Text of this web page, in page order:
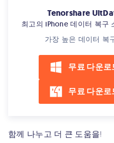
Tenorshare
최고의 iPhone 데이터 복구
가장 높은 데이터 복
무료 다운로
무료 다운로
함께 나누고 더 큰 도움을!